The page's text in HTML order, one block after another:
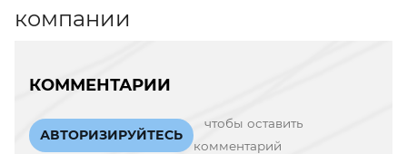
компании
КОММЕНТАРИИ
АВТОРИЗИРУЙТЕСЬ
чтобы оставить
комментарий